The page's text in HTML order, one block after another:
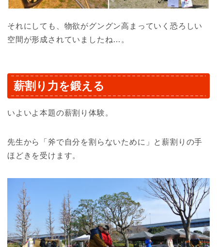
それにしても、物欲がグングン高まっていく恐ろしい
空間が形成されていましたね…。
薪割り力を鍛える
いよいよ本題の薪割り体験。
先生から「斧で自分を割らないために」と薪割りの手
ほどきを受けます。